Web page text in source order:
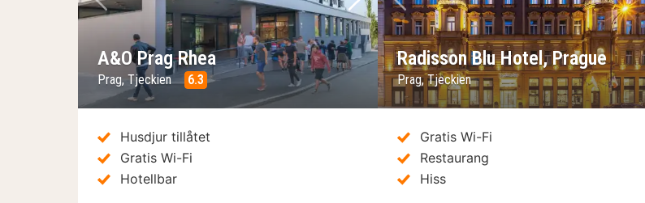
Föregående bild
Nästa bild
A&O Prag Rhea
Prag, Tjeckien 6.3
Husdjur tillåtet
Gratis Wi-Fi
Hotellbar
Föregående bild
Radisson Blu Hotel, Prague
Prag, Tjeckien
Gratis Wi-Fi
Restaurang
Hiss